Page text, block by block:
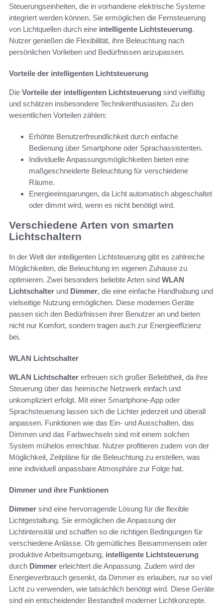
Steuerungseinheiten, die in vorhandene elektrische Systeme
integriert werden können. Sie ermöglichen die Fernsteuerung
von Lichtquellen durch eine intelligente Lichtsteuerung.
Nutzer genießen die Flexibilität, ihre Beleuchtung nach
persönlichen Vorlieben und Bedürfnissen anzupassen.
Vorteile der intelligenten Lichtsteuerung
Die Vorteile der intelligenten Lichtsteuerung sind vielfältig
und schätzen insbesondere Technikenthusiasten. Zu den
wesentlichen Vorteilen zählen:
Erhöhte Benutzerfreundlichkeit durch einfache
Bedienung über Smartphone oder Sprachassistenten.
Individuelle Anpassungsmöglichkeiten bieten eine
maßgeschneiderte Beleuchtung für verschiedene
Räume.
Energieeinsparungen, da Licht automatisch abgeschaltet
oder dimmt wird, wenn es nicht benötigt wird.
Verschiedene Arten von smarten
Lichtschaltern
In der Welt der intelligenten Lichtsteuerung gibt es zahlreiche
Möglichkeiten, die Beleuchtung im eigenen Zuhause zu
optimieren. Zwei besonders beliebte Arten sind WLAN
Lichtschalter und Dimmer, die eine einfache Handhabung und
vielseitige Nutzung ermöglichen. Diese modernen Geräte
passen sich den Bedürfnissen ihrer Benutzer an und bieten
nicht nur Komfort, sondern tragen auch zur Energieeffizienz
bei.
WLAN Lichtschalter
WLAN Lichtschalter erfreuen sich großer Beliebtheit, da ihre
Steuerung über das heimische Netzwerk einfach und
unkompliziert erfolgt. Mit einer Smartphone-App oder
Sprachsteuerung lassen sich die Lichter jederzeit und überall
anpassen. Funktionen wie das Ein- und Ausschalten, das
Dimmen und das Farbwechseln sind mit einem solchen
System mühelos erreichbar. Nutzer profitieren zudem von der
Möglichkeit, Zeitpläne für die Beleuchtung zu erstellen, was
eine individuell anpassbare Atmosphäre zur Folge hat.
Dimmer und ihre Funktionen
Dimmer sind eine hervorragende Lösung für die flexible
Lichtgestaltung. Sie ermöglichen die Anpassung der
Lichtintensität und schaffen so die richtigen Bedingungen für
verschiedene Anlässe. Ob gemütliches Beisammensein oder
produktive Arbeitsumgebung, intelligente Lichtsteuerung
durch Dimmer erleichtert die Anpassung. Zudem wird der
Energieverbrauch gesenkt, da Dimmer es erlauben, nur so viel
Licht zu verwenden, wie tatsächlich benötigt wird. Diese Geräte
sind ein entscheidender Bestandteil moderner Lichtkonzepte.